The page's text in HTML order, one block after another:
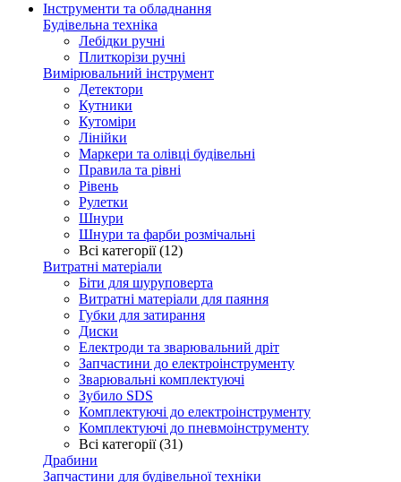
Інструменти та обладнання
Будівельна техніка
Лебідки ручні
Плиткорізи ручні
Вимірювальний інструмент
Детектори
Кутники
Кутоміри
Лінійки
Маркери та олівці будівельні
Правила та рівні
Рівень
Рулетки
Шнури
Шнури та фарби розмічальні
Всі категорії (12)
Витратні матеріали
Біти для шуруповерта
Витратні матеріали для паяння
Губки для затирання
Диски
Електроди та зварювальний дріт
Запчастини до електроінструменту
Зварювальні комплектуючі
Зубило SDS
Комплектуючі до електроінструменту
Комплектуючі до пневмоінструменту
Всі категорії (31)
Драбини
Запчастини для будівельної техніки